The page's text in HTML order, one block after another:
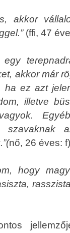
akkor
(ffi, 47
akkor már
ha ez azt
illetve
nő, 26 éves:
hogy